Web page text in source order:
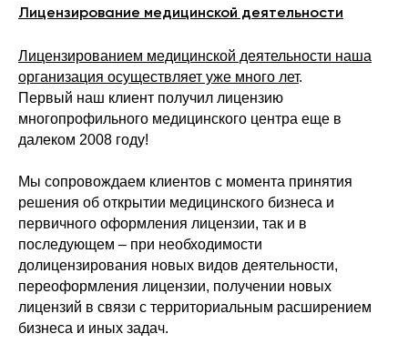
Лицензирование медицинской деятельности
Лицензированием медицинской деятельности наша
организация осуществляет уже много лет.
Первый наш клиент получил лицензию
многопрофильного медицинского центра еще в
далеком 2008 году!
Мы сопровождаем клиентов с момента принятия
решения об открытии медицинского бизнеса и
первичного оформления лицензии, так и в
последующем – при необходимости
долицензирования новых видов деятельности,
переоформления лицензии, получении новых
лицензий в связи с территориальным расширением
бизнеса и иных задач.